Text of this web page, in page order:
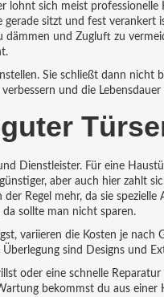
lohnt sich meist
gerade sitzt und fest
dämmen und Zugluft zu
Sie schließt dann
und die
Dienstleister. Für eine
aber auch hier zahlt
Regel mehr, da sie
sollte man nicht sparen.
variieren die Kosten je
sind Designs und
oder eine schnelle
bekommst du aus